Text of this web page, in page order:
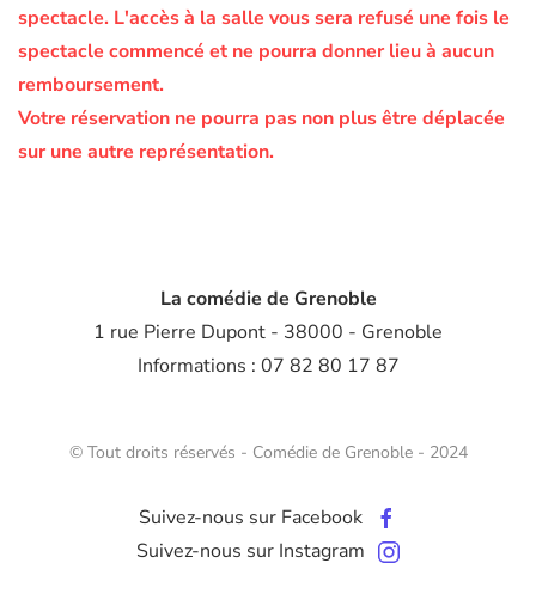
spectacle. L'accès à la salle vous sera refusé une fois le
spectacle commencé et ne pourra donner lieu à aucun
remboursement.
Votre réservation ne pourra pas non plus être déplacée
sur une autre représentation.
La comédie de Grenoble
1 rue Pierre Dupont - 38000 - Grenoble
Informations : 07 82 80 17 87
© Tout droits réservés - Comédie de Grenoble - 2024
Suivez-nous sur Facebook
Suivez-nous sur Instagram